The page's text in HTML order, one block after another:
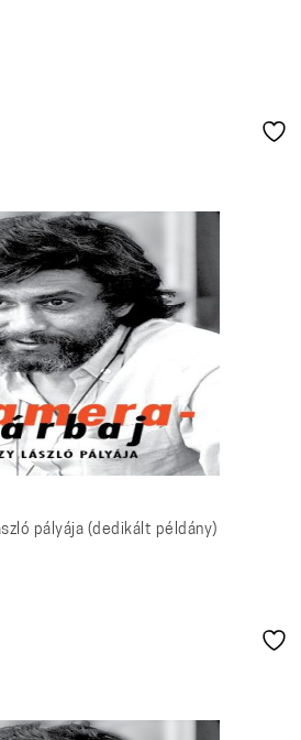
pályája (dedikált példány)